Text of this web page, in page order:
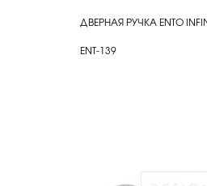
КУПИТЬ
ДВЕРНАЯ РУЧКА ENTO
ENT-139